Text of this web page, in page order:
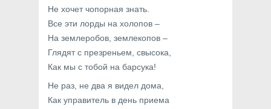
Не хочет чопорная знать.
Все эти лорды на холопов –
На землеробов, землекопов –
Глядят с презреньем, свысока,
Как мы с тобой на барсука!
Не раз, не два я видел дома,
Как управитель в день приема